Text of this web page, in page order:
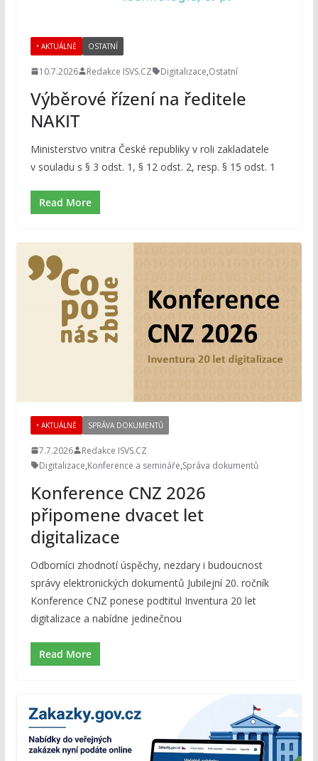
• AKTUÁLNĚ OSTATNÍ
10.7.2026 Redakce ISVS.CZ Digitalizace,Ostatní
Výběrové řízení na ředitele
NAKIT
Ministerstvo vnitra České republiky v roli zakladatele
v souladu s § 3 odst. 1, § 12 odst. 2, resp. § 15 odst. 1
Read More
• AKTUÁLNĚ SPRÁVA DOKUMENTŮ
7.7.2026
Redakce ISVS.CZ
Digitalizace,Konference a semináře,Správa dokumentů
Konference CNZ 2026
připomene dvacet let
digitalizace
Odborníci zhodnotí úspěchy, nezdary i budoucnost
správy elektronických dokumentů Jubilejní 20. ročník
Konference CNZ ponese podtitul Inventura 20 let
digitalizace a nabídne jedinečnou
Read More